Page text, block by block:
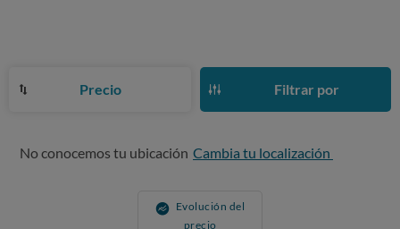
Precio Filtrar por
No conocemos tu ubicación Cambia tu localización
Evolución del
precio